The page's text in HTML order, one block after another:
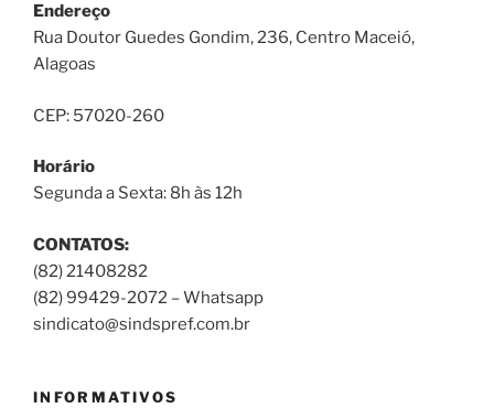
Endereço
Rua Doutor Guedes Gondim, 236, Centro Maceió,
Alagoas
CEP: 57020-260
Horário
Segunda a Sexta: 8h às 12h
CONTATOS:
(82) 21408282
(82) 99429-2072 – Whatsapp
sindicato@sindspref.com.br
INFORMATIVOS